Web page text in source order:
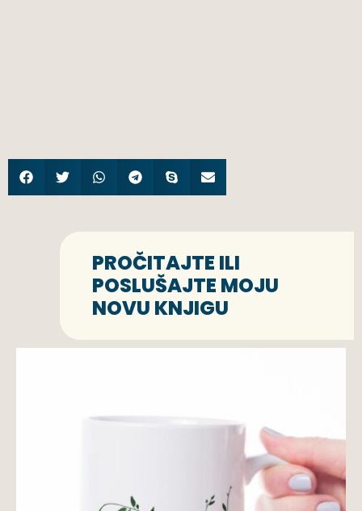
PROČITAJTE ILI
POSLUŠAJTE MOJU
NOVU KNJIGU